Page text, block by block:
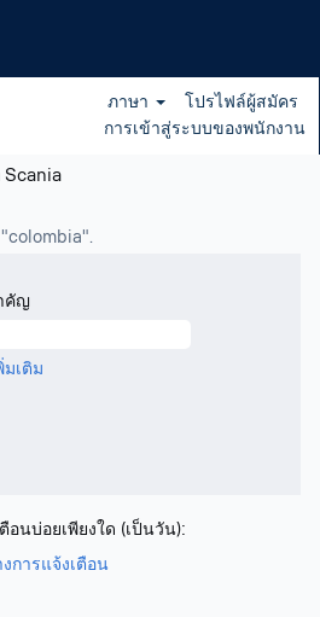
ภาษา
โปรไฟล์ผู้สมัคร
การเข้าสู่ระบบของพนักงาน
(หน้า
"colombia".
คัญ
มเติม
อนบ่อยเพียงใด (เป็นวัน):
การแจ้งเตือน